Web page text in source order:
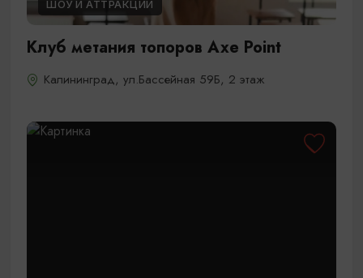
ШОУ И АТТРАКЦИИ
Клуб метания топоров Axe Point
Калининград, ул.Бассейная 59Б, 2 этаж